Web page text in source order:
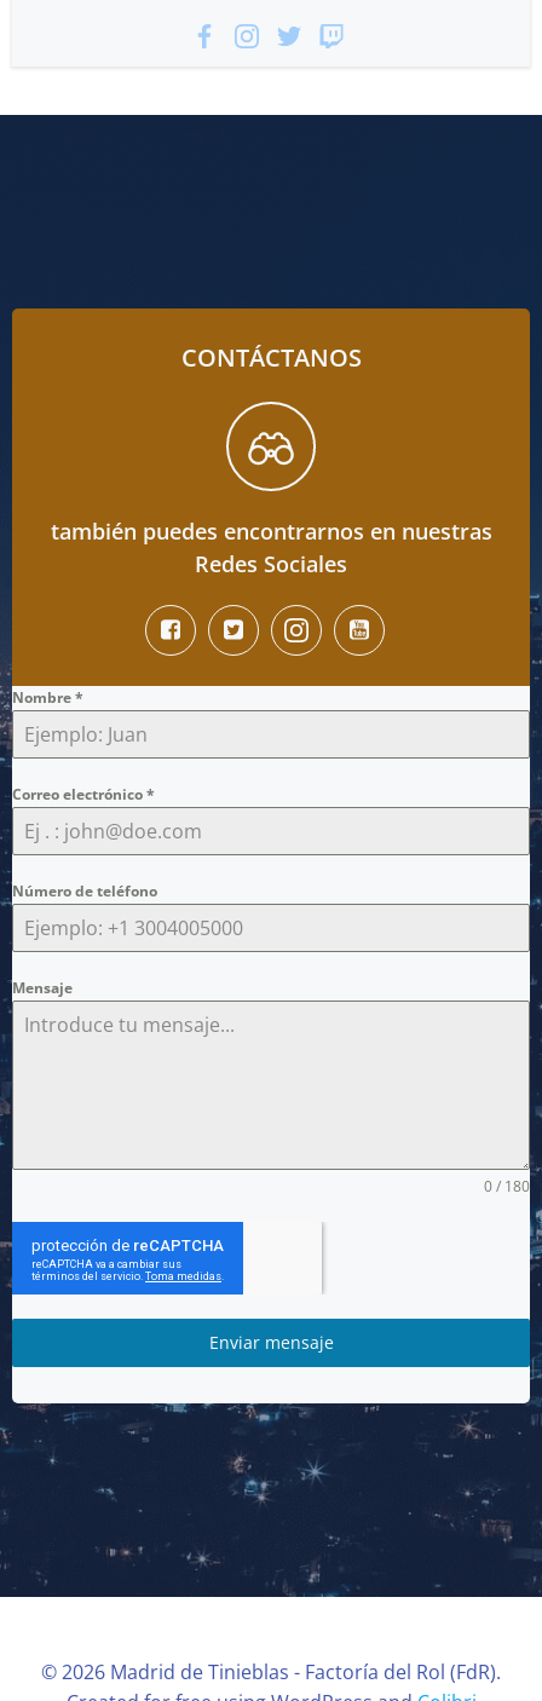
CONTÁCTANOS
también puedes encontrarnos en nuestras
Redes Sociales
Nombre*
Correo electrónico*
Número de teléfono
Mensaje
0 / 180
Enviar mensaje
© 2026 Madrid de Tinieblas - Factoría del Rol (FdR).